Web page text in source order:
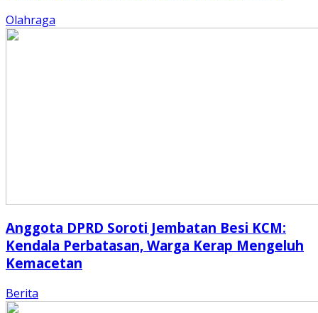
Olahraga
Anggota DPRD Soroti Jembatan Besi KCM:
Kendala Perbatasan, Warga Kerap Mengeluh
Kemacetan
Berita